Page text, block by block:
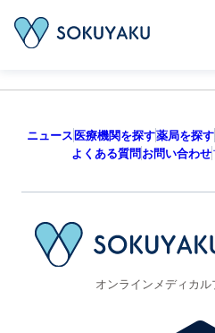
ニュース医療機関を探す薬局を探す
よくある質問お問い合わせ
オンラインメディカ